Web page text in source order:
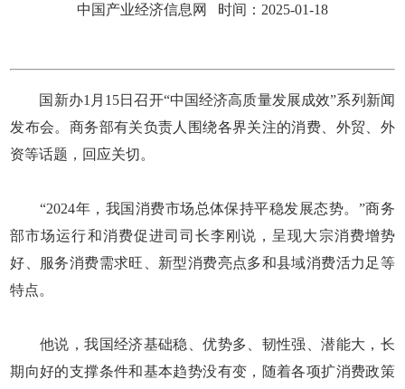
中国产业经济信息网 时间：2025-01-18
国新办1月15日召开“中国经济高质量发展成效”系列新闻
发布会。商务部有关负责人围绕各界关注的消费、外贸、外
资等话题，回应关切。
“2024年，我国消费市场总体保持平稳发展态势。”商务
部市场运行和消费促进司司长李刚说，呈现大宗消费增势
好、服务消费需求旺、新型消费亮点多和县域消费活力足等
特点。
他说，我国经济基础稳、优势多、韧性强、潜能大，长
期向好的支撑条件和基本趋势没有变，随着各项扩消费政策